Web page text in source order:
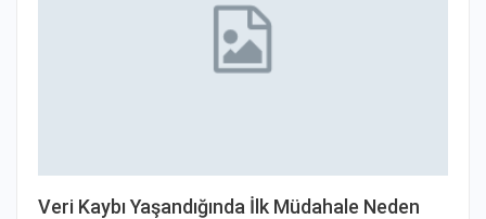
Veri Kaybı Yaşandığında İlk Müdahale Neden